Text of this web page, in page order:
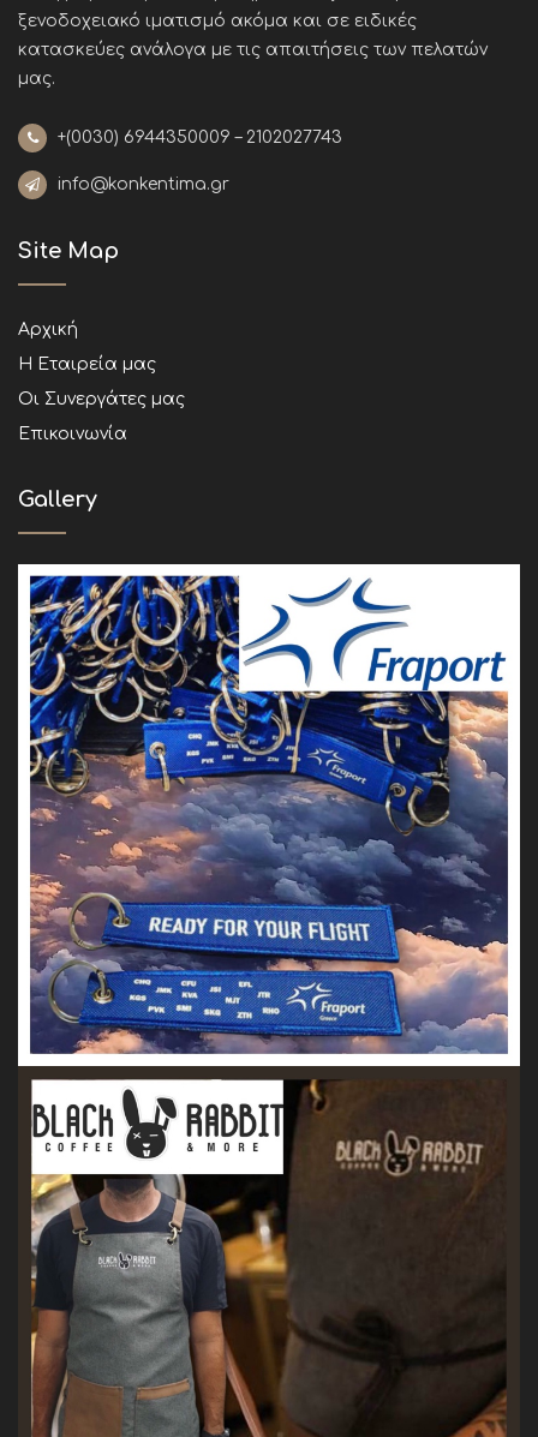
ξενοδοχειακό ιματισμό ακόμα και σε ειδικές
κατασκεύες ανάλογα με τις απαιτήσεις των πελατών
μας.
+(0030) 6944350009 – 2102027743
info@konkentima.gr
Site Map
Αρχική
Η Εταιρεία μας
Οι Συνεργάτες μας
Επικοινωνία
Gallery